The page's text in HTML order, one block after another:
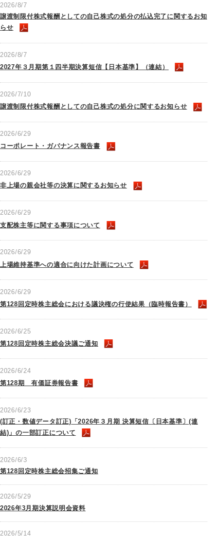
2026/8/7
譲渡制限付株式報酬としての自己株式の処分の払込完了に関するお知
らせ
2026/8/7
2027年３月期第１四半期決算短信【日本基準】（連結）
2026/7/10
譲渡制限付株式報酬としての自己株式の処分に関するお知らせ
2026/6/29
コーポレート・ガバナンス報告書
2026/6/29
非上場の親会社等の決算に関するお知らせ
2026/6/29
支配株主等に関する事項について
2026/6/29
上場維持基準への適合に向けた計画について
2026/6/29
第128回定時株主総会における議決権の行使結果（臨時報告書）
2026/6/25
第128回定時株主総会決議ご通知
2026/6/24
第128期 有価証券報告書
2026/6/23
(訂正・数値データ訂正)「2026年３月期 決算短信〔日本基準〕(連
結)」の一部訂正について
2026/6/3
第128回定時株主総会招集ご通知
2026/5/29
2026年3月期決算説明会資料
2026/5/14